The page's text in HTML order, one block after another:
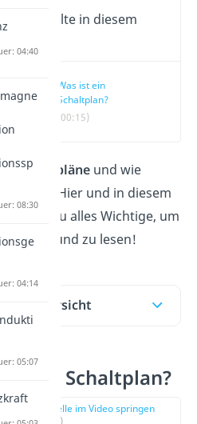
Inhalte in diesem
Was ist ein
Schaltplan?
(00:15)
Schaltpläneund wie
du sie? Hier und in diesem
erfährst du alles Wichtige, um
und zu lesen!
ist ein Schaltplan?
zur Stelle im Video springen
(00:15)
04:40
08:30
04:14
05:07